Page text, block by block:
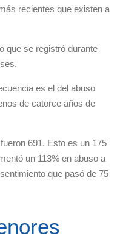
recientes que existen a
que se registró durante
es el del abuso
de catorce años de
691. Esto es un 175
un 113% en abuso a
que pasó de 75